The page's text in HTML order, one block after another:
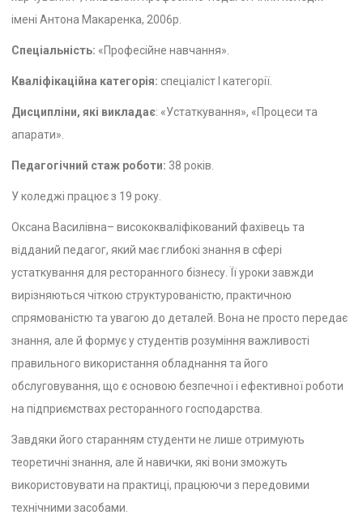
імені Антона Макаренка, 2006р.
Спеціальність: «Професійне навчання».
Кваліфікаційна категорія: спеціаліст І категорії.
Дисципліни, які викладає: «Устаткування», «Процеси та
апарати».
Педагогічний стаж роботи: 38 років.
У коледжі працює з 19 року.
Оксана Василівна– висококваліфікований фахівець та
відданий педагог, який має глибокі знання в сфері
устаткування для ресторанного бізнесу. Її уроки завжди
вирізняються чіткою структурованістю, практичною
спрямованістю та увагою до деталей. Вона не просто передає
знання, але й формує у студентів розуміння важливості
правильного використання обладнання та його
обслуговування, що є основою безпечної і ефективної роботи
на підприємствах ресторанного господарства.
Завдяки його старанням студенти не лише отримують
теоретичні знання, але й навички, які вони зможуть
використовувати на практиці, працюючи з передовими
технічними засобами.